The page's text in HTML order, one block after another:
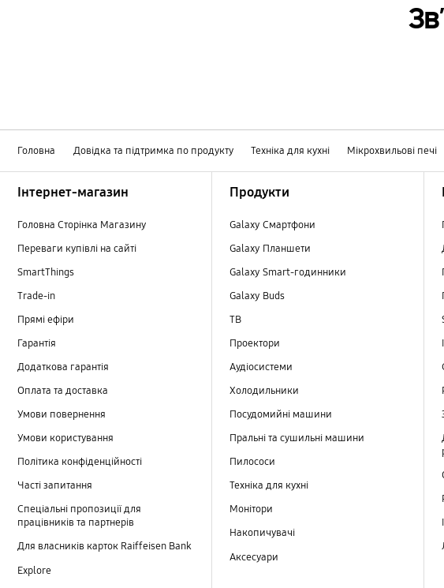
Головна Довідка та підтримка по продукту Техніка для кухні Мікрохвильові печі
Інтернет-магазин
Головна Сторінка Магазину
Переваги купівлі на сайті
SmartThings
Trade-in
Прямі ефіри
Гарантія
Додаткова гарантія
Оплата та доставка
Умови повернення
Умови користування
Політика конфіденційності
Часті запитання
Спеціальні пропозиції для
працівників та партнерів
Для власників карток Raiffeisen Bank
Explore
Продукти
Galaxy Смартфони
Galaxy Планшети
Galaxy Smart-годинники
Galaxy Buds
TB
Проектори
Аудіосистеми
Холодильники
Посудомийні машини
Пральні та сушильні машини
Пилососи
Техніка для кухні
Монітори
Накопичувачі
Аксесуари